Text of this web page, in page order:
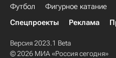
Футбол Фигурное катание
Спецпроекты
Реклама
Версия 2023.1 Beta
© 2026 МИА «Россия сегодня»